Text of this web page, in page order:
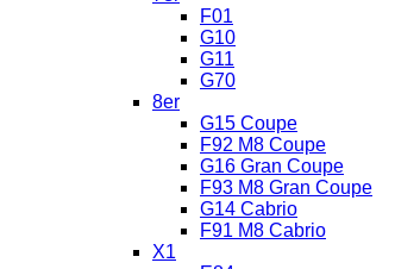
F01
G10
G11
G70
8er
G15 Coupe
F92 M8 Coupe
G16 Gran Coupe
F93 M8 Gran Coupe
G14 Cabrio
F91 M8 Cabrio
X1